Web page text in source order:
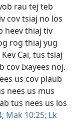
rau tej teb
cov tsiaj no los
heev thiaj tiv
rog thiaj yug
Cai, tus tsiaj
cov Ixayees noj.
us cov plaub
nees us mus
tus nees us los
Mak 10:25; Lk